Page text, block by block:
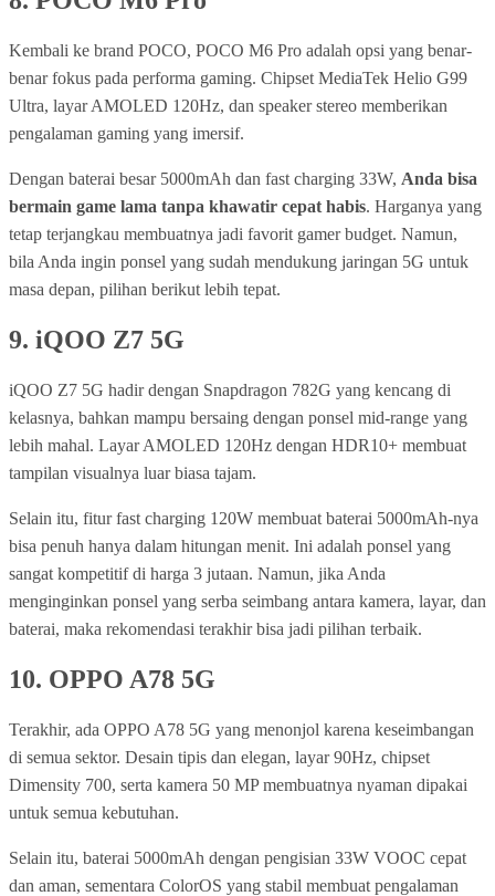
Kembali ke brand POCO, POCO M6 Pro adalah opsi yang benar-
benar fokus pada performa gaming. Chipset MediaTek Helio G99
Ultra, layar AMOLED 120Hz, dan speaker stereo memberikan
pengalaman gaming yang imersif.
Dengan baterai besar 5000mAh dan fast charging 33W, Anda bisa
bermain game lama tanpa khawatir cepat habis. Harganya yang
tetap terjangkau membuatnya jadi favorit gamer budget. Namun,
bila Anda ingin ponsel yang sudah mendukung jaringan 5G untuk
masa depan, pilihan berikut lebih tepat.
9. iQOO Z7 5G
iQOO Z7 5G hadir dengan Snapdragon 782G yang kencang di
kelasnya, bahkan mampu bersaing dengan ponsel mid-range yang
lebih mahal. Layar AMOLED 120Hz dengan HDR10+ membuat
tampilan visualnya luar biasa tajam.
Selain itu, fitur fast charging 120W membuat baterai 5000mAh-nya
bisa penuh hanya dalam hitungan menit. Ini adalah ponsel yang
sangat kompetitif di harga 3 jutaan. Namun, jika Anda
menginginkan ponsel yang serba seimbang antara kamera, layar, dan
baterai, maka rekomendasi terakhir bisa jadi pilihan terbaik.
10. OPPO A78 5G
Terakhir, ada OPPO A78 5G yang menonjol karena keseimbangan
di semua sektor. Desain tipis dan elegan, layar 90Hz, chipset
Dimensity 700, serta kamera 50 MP membuatnya nyaman dipakai
untuk semua kebutuhan.
Selain itu, baterai 5000mAh dengan pengisian 33W VOOC cepat
dan aman, sementara ColorOS yang stabil membuat pengalaman